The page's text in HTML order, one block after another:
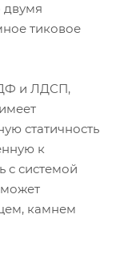
двумя
тиковое
и ЛДСП,
статичность
к
с системой
камнем